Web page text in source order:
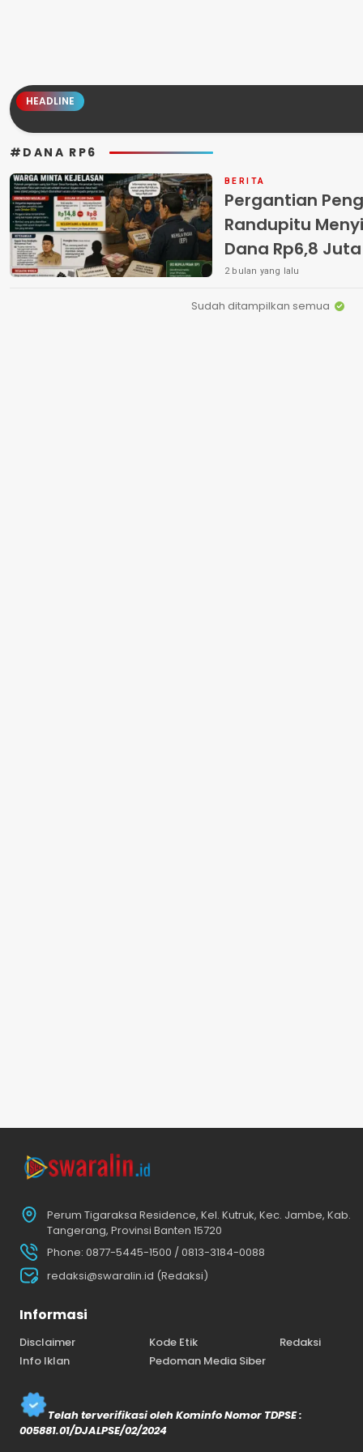
HEADLINE
#DANA RP6
BERITA
Pergantian
Randupitu
Dana Rp6,8
2 bulan yang lalu
Sudah ditampilkan semua
Perum Tigaraksa Residence, Kel. Kutruk, Kec. Jambe, Kab.
Tangerang, Provinsi Banten 15720
Phone: 0877-5445-1500 / 0813-3184-0088
redaksi@swaralin.id (Redaksi)
Informasi
Disclaimer Kode Etik
Redaksi
Info Iklan
Pedoman Media Siber
Telah terverifikasi oleh Kominfo Nomor TDPSE :
005881.01/DJALPSE/02/2024